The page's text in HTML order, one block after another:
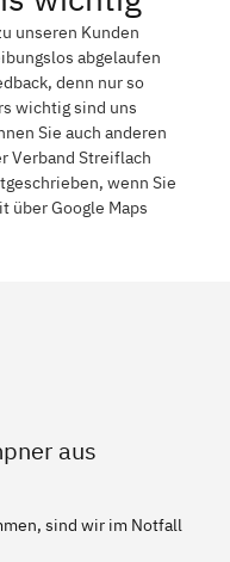
unseren Kunden
abgelaufen
denn nur so
wichtig sind uns
Sie auch anderen
Verband Streiflach
wenn Sie
über Google Maps
aus
sind wir im Notfall